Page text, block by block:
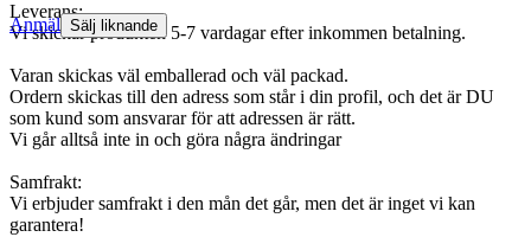
Leverans:
Vi skickar produkten 5-7 vardagar efter inkommen betalning.
Varan skickas väl emballerad och väl packad.
Ordern skickas till den adress som står i din profil, och det är DU
som kund som ansvarar för att adressen är rätt.
Vi går alltså inte in och göra några ändringar
Samfrakt:
Vi erbjuder samfrakt i den mån det går, men det är inget vi kan
garantera!
Anmäl Sälj liknande